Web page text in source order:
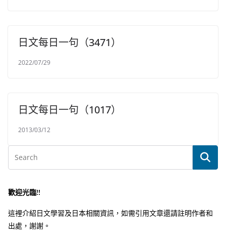
日文每日一句（3471）
2022/07/29
日文每日一句（1017）
2013/03/12
歡迎光臨!!
這裡介紹日文學習及日本相關資訊，如需引用文章還請註明作者和
出處，謝謝。